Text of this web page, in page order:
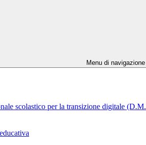
Menu di navigazione
scolastico per la transizione digitale